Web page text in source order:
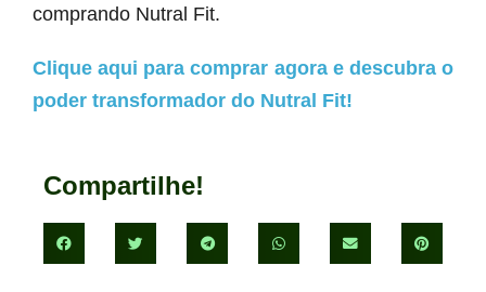
comprando Nutral Fit.
Clique aqui para comprar agora e descubra o
poder transformador do Nutral Fit!
Compartilhe!